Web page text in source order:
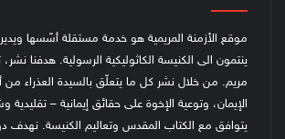
موقع الأزمنة المريمية هو خدمة مستقلة أسّسها
ينتمون الى الكنيسة الكاثوليكية الرسولية. هدفنا
مريم. من خلال نشر كل ما يتعلّق بالسيدة العذراء من
الإيمان، وتوعية الإخوة على حقائق إيمانية –
يتوافق مع الكتاب المقدس وتعاليم الكنيسة. نهدف